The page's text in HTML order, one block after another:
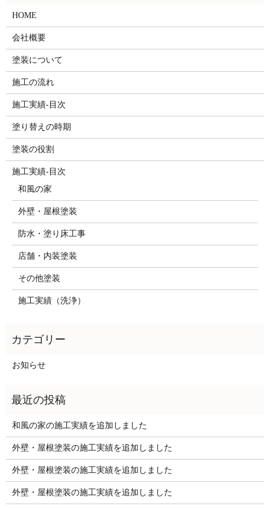
HOME
会社概要
塗装について
施工の流れ
施工実績-目次
塗り替えの時期
塗装の役割
施工実績-目次
和風の家
外壁・屋根塗装
防水・塗り床工事
店舗・内装塗装
その他塗装
施工実績（洗浄）
お知らせ
和風の家の施工実績を追加しました
外壁・屋根塗装の施工実績を追加しました
外壁・屋根塗装の施工実績を追加しました
外壁・屋根塗装の施工実績を追加しました